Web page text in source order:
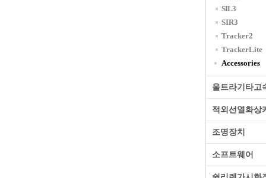
SIL3
SIR3
Tracker2
TrackerLite
Accessories
울트라기타고
적외선열화상
조명장치
소프트웨어